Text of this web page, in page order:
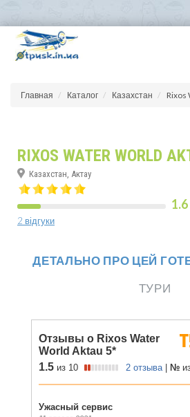
Главная Каталог Казахстан Rixos
RIXOS WATER WORLD
Казахстан, Актау
1.6
2 відгуки
ДЕТАЛЬНО ПРО ЦЕЙ
ТУРИ